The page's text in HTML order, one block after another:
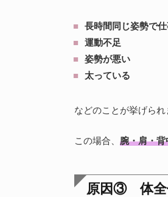
長時間同じ姿勢で
運動不足
姿勢が悪い
太っている
などのことが挙げられ
この場合、 腕・肩・背
原因③ 体全